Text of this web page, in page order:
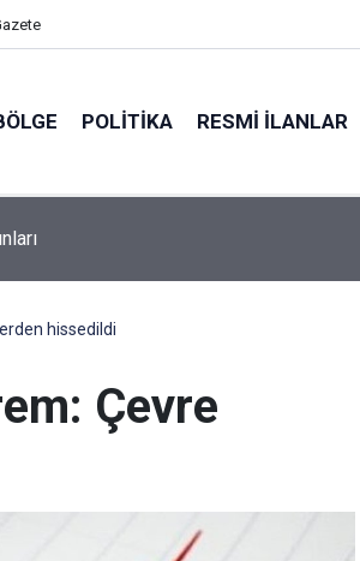
POLITIKA RESMI İLANLAR
hissedildi
Çevre